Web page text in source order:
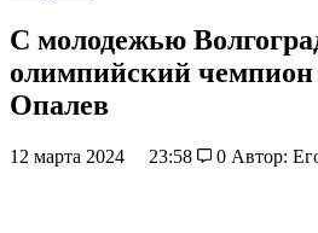
С молодежью
олимпийский
Опалев
12 марта 2024 23:58 0 Автор: